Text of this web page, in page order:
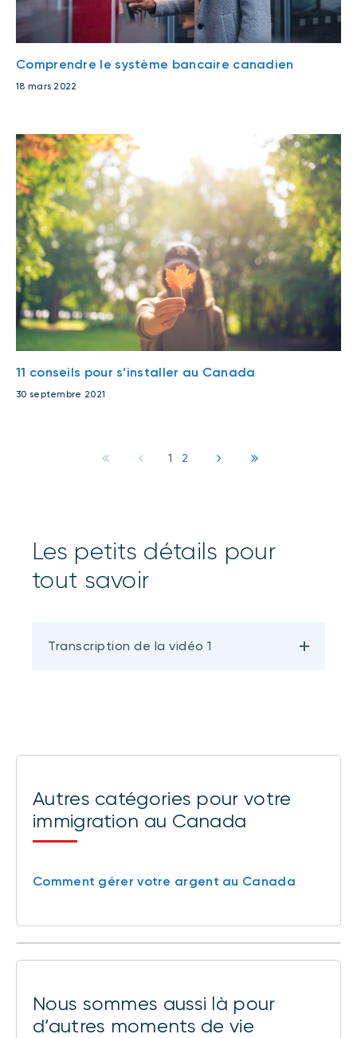
Comprendre le système bancaire canadien
18 mars 2022
11 conseils pour s’installer au Canada
30 septembre 2021
1 2
Les petits détails pour
tout savoir
Transcription de la vidéo 1
Autres catégories pour votre
immigration au Canada
Comment gérer votre argent au Canada
Nous sommes aussi là pour
d’autres moments de vie